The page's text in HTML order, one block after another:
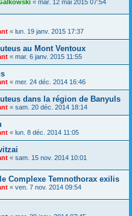
« mar. 12 mai 2015 07:54
« lun. 19 janv. 2015 17:37
au Mont Ventoux
« mar. 6 janv. 2015 11:55
« mer. 24 déc. 2014 16:46
dans la région de Banyuls
« sam. 20 déc. 2014 18:14
« lun. 8 déc. 2014 11:05
« sam. 15 nov. 2014 10:01
Complexe Temnothorax exilis
« ven. 7 nov. 2014 09:54